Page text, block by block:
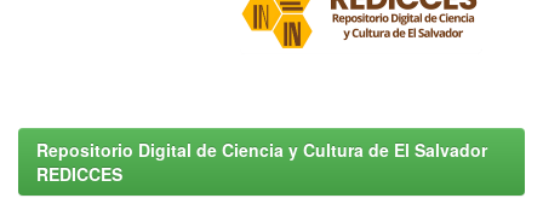
Repositorio Digital de Ciencia y Cultura de El Salvador
REDICCES